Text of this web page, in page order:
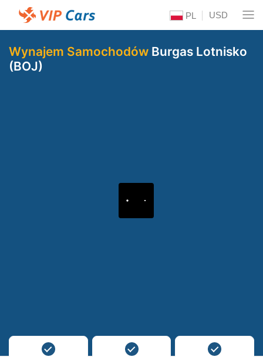
PL USD
Wynajem Samochodów Burgas Lotnisko
(BOJ)